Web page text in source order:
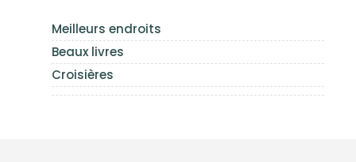
Meilleurs endroits
Beaux livres
Croisières